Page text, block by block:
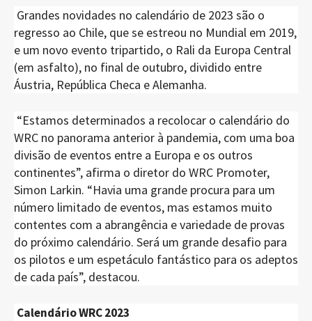
Grandes novidades no calendário de 2023 são o
regresso ao Chile, que se estreou no Mundial em 2019,
e um novo evento tripartido, o Rali da Europa Central
(em asfalto), no final de outubro, dividido entre
Áustria, República Checa e Alemanha.
“Estamos determinados a recolocar o calendário do
WRC no panorama anterior à pandemia, com uma boa
divisão de eventos entre a Europa e os outros
continentes”, afirma o diretor do WRC Promoter,
Simon Larkin. “Havia uma grande procura para um
número limitado de eventos, mas estamos muito
contentes com a abrangência e variedade de provas
do próximo calendário. Será um grande desafio para
os pilotos e um espetáculo fantástico para os adeptos
de cada país”, destacou.
Calendário WRC 2023